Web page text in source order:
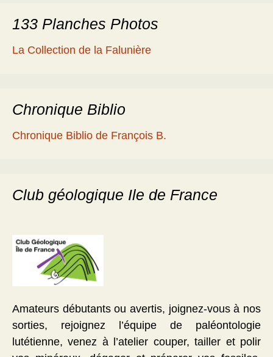
133 Planches Photos
La Collection de la Falunière
Chronique Biblio
Chronique Biblio de François B.
Club géologique Ile de France
Amateurs débutants ou avertis, joignez-vous à nos
sorties, rejoignez l’équipe de paléontologie
lutétienne, venez à l’atelier couper, tailler et polir